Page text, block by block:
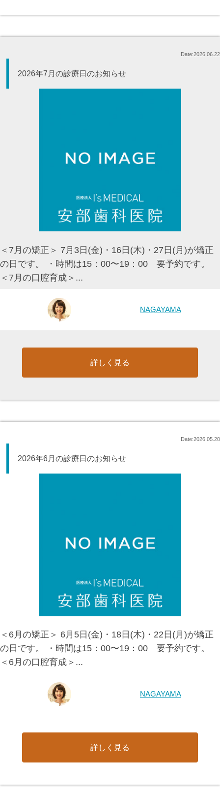
Date:2026.06.22
2026年7月の診療日のお知らせ
＜7月の矯正＞ 7月3日(金)・16日(木)・27日(月)が矯正
の日です。 ・時間は15：00〜19：00 要予約です。
＜7月の口腔育成＞...
NAGAYAMA
詳しく見る
Date:2026.05.20
2026年6月の診療日のお知らせ
＜6月の矯正＞ 6月5日(金)・18日(木)・22日(月)が矯正
の日です。 ・時間は15：00〜19：00 要予約です。
＜6月の口腔育成＞...
NAGAYAMA
詳しく見る